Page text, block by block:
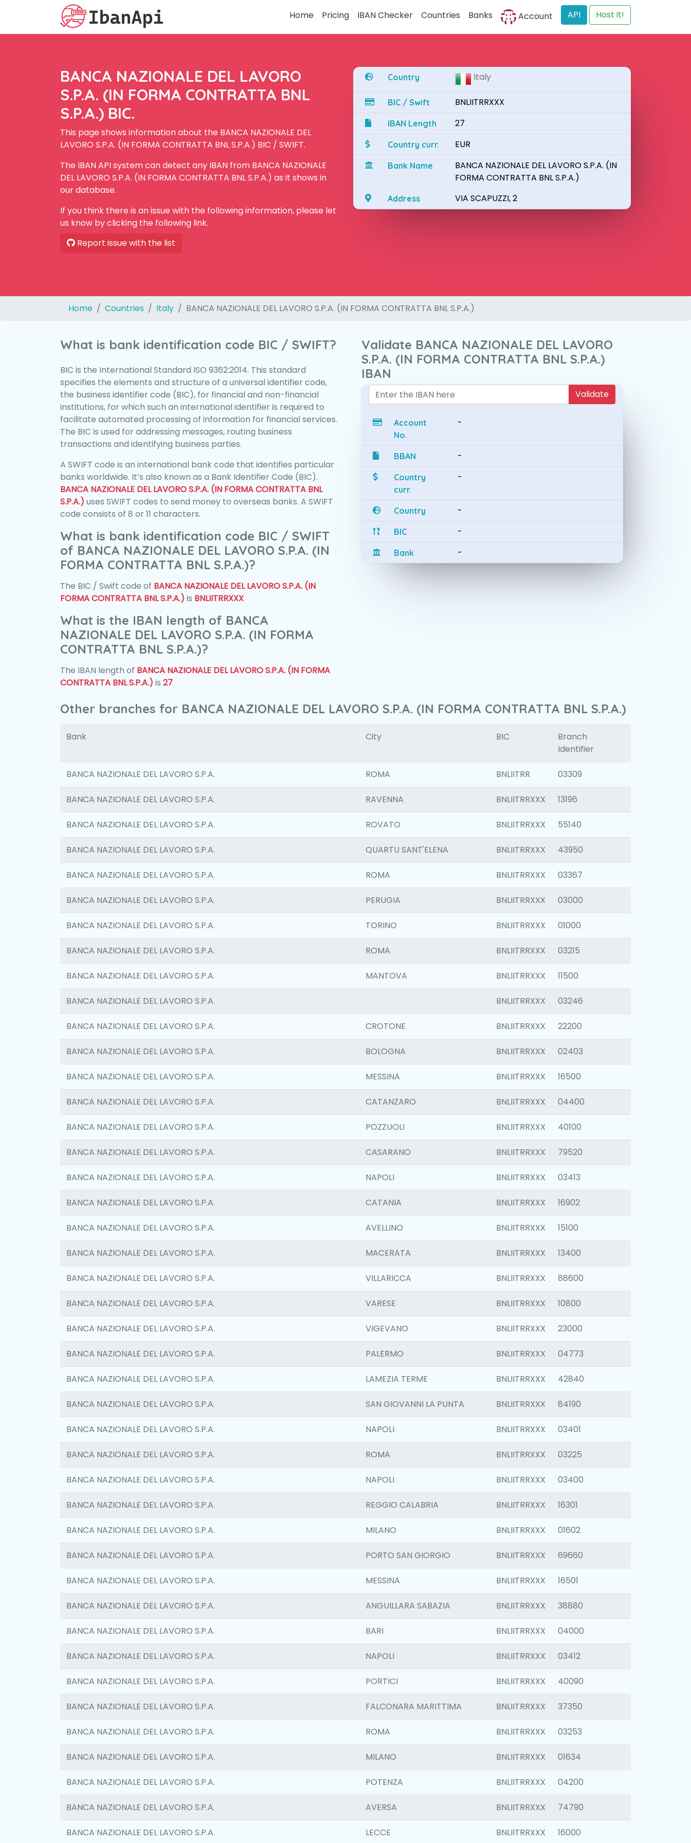
Home Pricing IBAN Checker Countries Banks Account API Host it!
BANCA NAZIONALE DEL LAVORO
S.P.A. (IN FORMA CONTRATTA BNL
S.P.A.) BIC.
This page shows information about the BANCA NAZIONALE DEL
LAVORO S.P.A. (IN FORMA CONTRATTA BNL S.P.A.) BIC / SWIFT.
The IBAN API system can detect any IBAN from BANCA NAZIONALE
DEL LAVORO S.P.A. (IN FORMA CONTRATTA BNL S.P.A.) as it shows in
our database.
If you think there is an issue with the following information, please let
us know by clicking the following link.
Report issue with the list
Country Italy
BIC / Swift BNLIITRRXXX
IBAN Length 27
Country curr. EUR
Bank Name
BANCA NAZIONALE DEL LAVORO S.P.A. (IN
FORMA CONTRATTA BNL S.P.A.)
Address VIA SCAPUZZI, 2
Home Countries Italy BANCA NAZIONALE DEL LAVORO S.P.A. (IN FORMA CONTRATTA BNL S.P.A.)
What is bank identification code BIC / SWIFT?
BIC is the International Standard ISO 9362:2014. This standard
specifies the elements and structure of a universal identifier code,
the business identifier code (BIC), for financial and non-financial
institutions, for which such an international identifier is required to
facilitate automated processing of information for financial services.
The BIC is used for addressing messages, routing business
transactions and identifying business parties.
A SWIFT code is an international bank code that identifies particular
banks worldwide. It’s also known as a Bank Identifier Code (BIC).
BANCA NAZIONALE DEL LAVORO S.P.A. (IN FORMA CONTRATTA BNL
S.P.A.) uses SWIFT codes to send money to overseas banks. A SWIFT
code consists of 8 or 11 characters.
What is bank identification code BIC / SWIFT
of BANCA NAZIONALE DEL LAVORO S.P.A. (IN
FORMA CONTRATTA BNL S.P.A.)?
The BIC / Swift code of BANCA NAZIONALE DEL LAVORO S.P.A. (IN
FORMA CONTRATTA BNL S.P.A.) is BNLIITRRXXX
What is the IBAN length of BANCA
NAZIONALE DEL LAVORO S.P.A. (IN FORMA
CONTRATTA BNL S.P.A.)?
The IBAN length of BANCA NAZIONALE DEL LAVORO S.P.A. (IN FORMA
CONTRATTA BNL S.P.A.) is 27
Validate BANCA NAZIONALE DEL LAVORO
S.P.A. (IN FORMA CONTRATTA BNL S.P.A.)
IBAN
Validate
Account
No.
-
BBAN -
Country
curr.
-
Country -
BIC -
Bank -
Other branches for BANCA NAZIONALE DEL LAVORO S.P.A. (IN FORMA CONTRATTA BNL S.P.A.)
Bank City BIC
Branch
Identifier
BANCA NAZIONALE DEL LAVORO S.P.A. ROMA BNLIITRR 03309
BANCA NAZIONALE DEL LAVORO S.P.A. RAVENNA BNLIITRRXXX 13196
BANCA NAZIONALE DEL LAVORO S.P.A. ROVATO BNLIITRRXXX 55140
BANCA NAZIONALE DEL LAVORO S.P.A. QUARTU SANT'ELENA BNLIITRRXXX 43950
BANCA NAZIONALE DEL LAVORO S.P.A. ROMA BNLIITRRXXX 03367
BANCA NAZIONALE DEL LAVORO S.P.A. PERUGIA BNLIITRRXXX 03000
BANCA NAZIONALE DEL LAVORO S.P.A. TORINO BNLIITRRXXX 01000
BANCA NAZIONALE DEL LAVORO S.P.A. ROMA BNLIITRRXXX 03215
BANCA NAZIONALE DEL LAVORO S.P.A. MANTOVA BNLIITRRXXX 11500
BANCA NAZIONALE DEL LAVORO S.P.A. BNLIITRRXXX 03246
BANCA NAZIONALE DEL LAVORO S.P.A. CROTONE BNLIITRRXXX 22200
BANCA NAZIONALE DEL LAVORO S.P.A. BOLOGNA BNLIITRRXXX 02403
BANCA NAZIONALE DEL LAVORO S.P.A. MESSINA BNLIITRRXXX 16500
BANCA NAZIONALE DEL LAVORO S.P.A. CATANZARO BNLIITRRXXX 04400
BANCA NAZIONALE DEL LAVORO S.P.A. POZZUOLI BNLIITRRXXX 40100
BANCA NAZIONALE DEL LAVORO S.P.A. CASARANO BNLIITRRXXX 79520
BANCA NAZIONALE DEL LAVORO S.P.A. NAPOLI BNLIITRRXXX 03413
BANCA NAZIONALE DEL LAVORO S.P.A. CATANIA BNLIITRRXXX 16902
BANCA NAZIONALE DEL LAVORO S.P.A. AVELLINO BNLIITRRXXX 15100
BANCA NAZIONALE DEL LAVORO S.P.A. MACERATA BNLIITRRXXX 13400
BANCA NAZIONALE DEL LAVORO S.P.A. VILLARICCA BNLIITRRXXX 88600
BANCA NAZIONALE DEL LAVORO S.P.A. VARESE BNLIITRRXXX 10800
BANCA NAZIONALE DEL LAVORO S.P.A. VIGEVANO BNLIITRRXXX 23000
BANCA NAZIONALE DEL LAVORO S.P.A. PALERMO BNLIITRRXXX 04773
BANCA NAZIONALE DEL LAVORO S.P.A. LAMEZIA TERME BNLIITRRXXX 42840
BANCA NAZIONALE DEL LAVORO S.P.A. SAN GIOVANNI LA PUNTA BNLIITRRXXX 84190
BANCA NAZIONALE DEL LAVORO S.P.A. NAPOLI BNLIITRRXXX 03401
BANCA NAZIONALE DEL LAVORO S.P.A. ROMA BNLIITRRXXX 03225
BANCA NAZIONALE DEL LAVORO S.P.A. NAPOLI BNLIITRRXXX 03400
BANCA NAZIONALE DEL LAVORO S.P.A. REGGIO CALABRIA BNLIITRRXXX 16301
BANCA NAZIONALE DEL LAVORO S.P.A. MILANO BNLIITRRXXX 01602
BANCA NAZIONALE DEL LAVORO S.P.A. PORTO SAN GIORGIO BNLIITRRXXX 69660
BANCA NAZIONALE DEL LAVORO S.P.A. MESSINA BNLIITRRXXX 16501
BANCA NAZIONALE DEL LAVORO S.P.A. ANGUILLARA SABAZIA BNLIITRRXXX 38880
BANCA NAZIONALE DEL LAVORO S.P.A. BARI BNLIITRRXXX 04000
BANCA NAZIONALE DEL LAVORO S.P.A. NAPOLI BNLIITRRXXX 03412
BANCA NAZIONALE DEL LAVORO S.P.A. PORTICI BNLIITRRXXX 40090
BANCA NAZIONALE DEL LAVORO S.P.A. FALCONARA MARITTIMA BNLIITRRXXX 37350
BANCA NAZIONALE DEL LAVORO S.P.A. ROMA BNLIITRRXXX 03253
BANCA NAZIONALE DEL LAVORO S.P.A. MILANO BNLIITRRXXX 01634
BANCA NAZIONALE DEL LAVORO S.P.A. POTENZA BNLIITRRXXX 04200
BANCA NAZIONALE DEL LAVORO S.P.A. AVERSA BNLIITRRXXX 74790
BANCA NAZIONALE DEL LAVORO S.P.A. LECCE BNLIITRRXXX 16000